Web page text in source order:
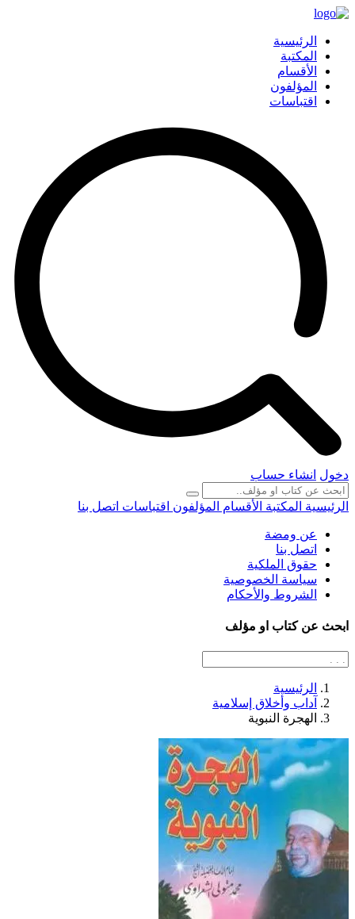
الرئيسية
المكتبة
الأقسام
المؤلفون
اقتباسات
دخول انشاء حساب
الرئيسية المكتبة الأقسام المؤلفون اقتباسات اتصل بنا
عن ومضة
اتصل بنا
حقوق الملكية
سياسة الخصوصية
الشروط والأحكام
ابحث عن كتاب او مؤلف
الرئيسية
آداب وأخلاق إسلامية
الهجرة النبوية